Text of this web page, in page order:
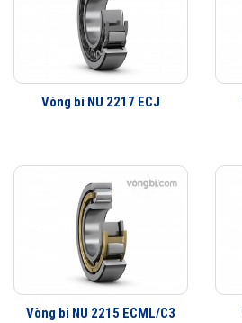
Vòng bi NU 2217 ECJ
Vòng bi NU 2215 ECML/C3